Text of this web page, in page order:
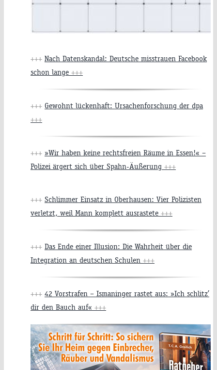
+++ Nach Datenskandal: Deutsche misstrauen Facebook
schon lange +++
+++ Gewohnt lückenhaft: Ursachenforschung der dpa
+++
+++ »Wir haben keine rechtsfreien Räume in Essen!« –
Polizei ärgert sich über Spahn-Äußerung +++
+++ Schlimmer Einsatz in Oberhausen: Vier Polizisten
verletzt, weil Mann komplett ausrastete +++
+++ Das Ende einer Illusion: Die Wahrheit über die
Integration an deutschen Schulen +++
+++ 42 Vorstrafen – Ismaninger rastet aus: »Ich schlitz’
dir den Bauch auf« +++